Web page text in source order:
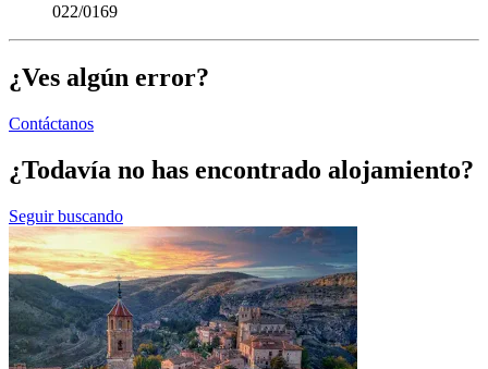
022/0169
¿Ves algún error?
Contáctanos
¿Todavía no has encontrado alojamiento?
Seguir buscando